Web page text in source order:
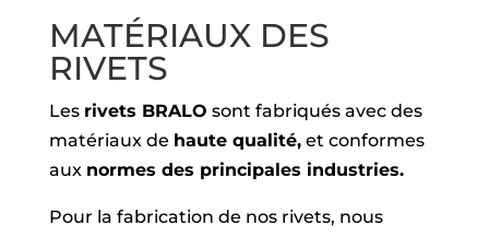
MATÉRIAUX DES
RIVETS
Les rivets BRALO sont fabriqués avec des
matériaux de haute qualité,et conformes
aux normes des principales industries.
Pour la fabrication de nos rivets, nous